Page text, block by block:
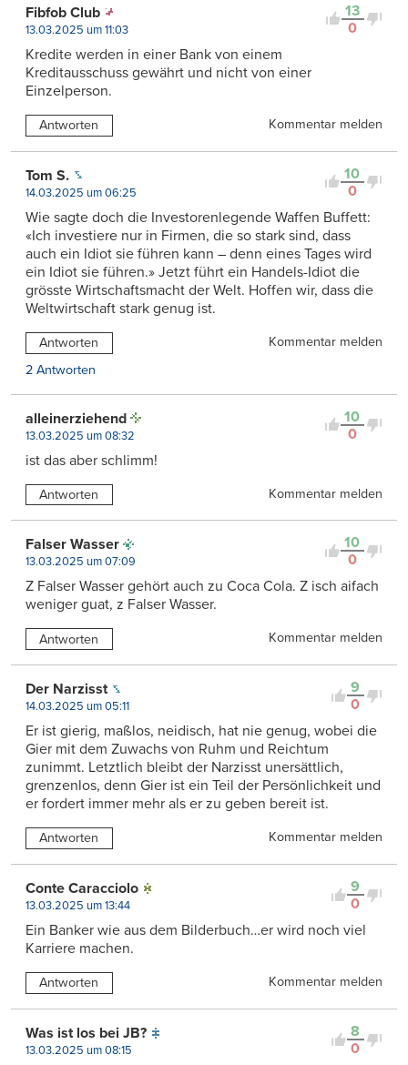
13
0
Fibfob Club
13.03.2025 um 11:03
Kredite werden in einer Bank von einem
Kreditausschuss gewährt und nicht von einer
Einzelperson.
Antworten Kommentar melden
10
0
Tom S.
14.03.2025 um 06:25
Wie sagte doch die Investorenlegende Waffen Buffett:
«Ich investiere nur in Firmen, die so stark sind, dass
auch ein Idiot sie führen kann – denn eines Tages wird
ein Idiot sie führen.» Jetzt führt ein Handels-Idiot die
grösste Wirtschaftsmacht der Welt. Hoffen wir, dass die
Weltwirtschaft stark genug ist.
Antworten
Kommentar melden
2 Antworten
10
0
alleinerziehend
13.03.2025 um 08:32
ist das aber schlimm!
Antworten Kommentar melden
10
0
Falser Wasser
13.03.2025 um 07:09
Z Falser Wasser gehört auch zu Coca Cola. Z isch aifach
weniger guat, z Falser Wasser.
Antworten Kommentar melden
9
0
Der Narzisst
14.03.2025 um 05:11
Er ist gierig, maßlos, neidisch, hat nie genug, wobei die
Gier mit dem Zuwachs von Ruhm und Reichtum
zunimmt. Letztlich bleibt der Narzisst unersättlich,
grenzenlos, denn Gier ist ein Teil der Persönlichkeit und
er fordert immer mehr als er zu geben bereit ist.
Antworten Kommentar melden
9
0
Conte Caracciolo
13.03.2025 um 13:44
Ein Banker wie aus dem Bilderbuch…er wird noch viel
Karriere machen.
Antworten Kommentar melden
8
0
Was ist los bei JB?
13.03.2025 um 08:15